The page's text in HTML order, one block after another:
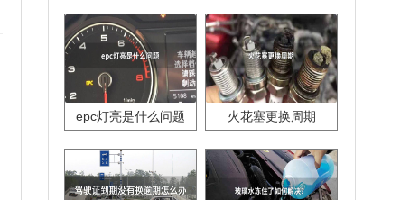
epc灯亮是什么问题 火花塞更换周期